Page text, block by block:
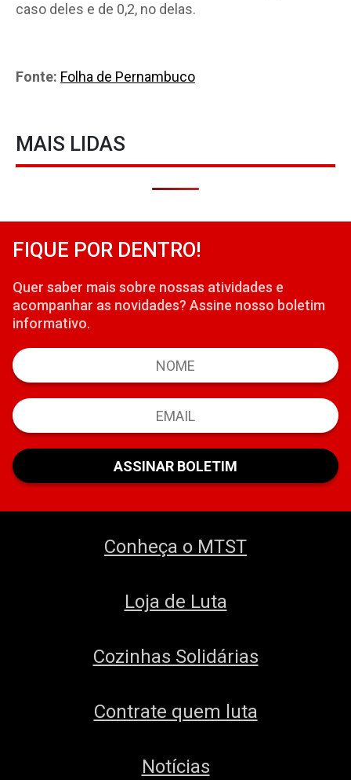
caso deles e de 0,2, no delas.
Fonte: Folha de Pernambuco
MAIS LIDAS
FIQUE POR DENTRO!
Quer saber mais sobre nossas atividades e
acompanhar as novidades? Assine nosso boletim
informativo.
Conheça o MTST
Loja de Luta
Cozinhas Solidárias
Contrate quem luta
Notícias